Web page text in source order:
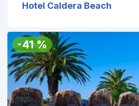
Hotel Caldera Beach
-41%